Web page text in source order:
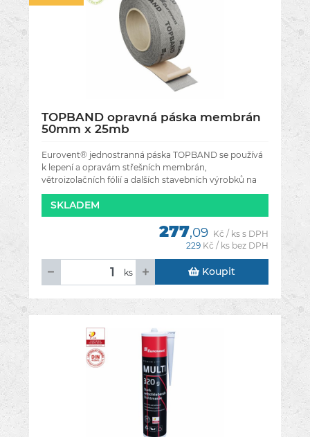
TOPBAND opravná páska membrán
50mm x 25mb
Eurovent® jednostranná páska TOPBAND se používá
k lepení a opravám střešních membrán,
větroizolačních fólií a dalších stavebních výrobků na
bázi polypropylénu.Perfektně se
SKLADEM
277,09 Kč / ks s DPH
229 Kč / ks bez DPH
ks Koupit